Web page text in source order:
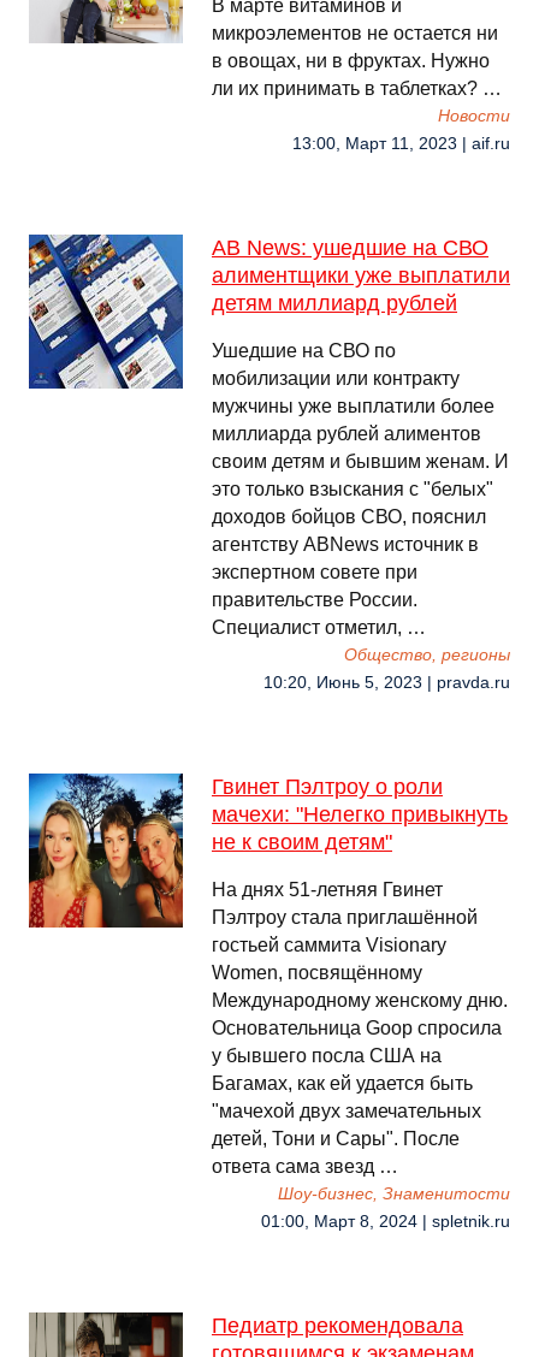
В марте витаминов и
микроэлементов не остается ни
в овощах, ни в фруктах. Нужно
ли их принимать в таблетках? …
Новости
13:00, Март 11, 2023 | aif.ru
AB News: ушедшие на СВО
алиментщики уже выплатили
детям миллиард рублей
Ушедшие на СВО по
мобилизации или контракту
мужчины уже выплатили более
миллиарда рублей алиментов
своим детям и бывшим женам. И
это только взыскания с "белых"
доходов бойцов СВО, пояснил
агентству ABNews источник в
экспертном совете при
правительстве России.
Специалист отметил, …
Общество, регионы
10:20, Июнь 5, 2023 | pravda.ru
Гвинет Пэлтроу о роли
мачехи: "Нелегко привыкнуть
не к своим детям"
На днях 51-летняя Гвинет
Пэлтроу стала приглашённой
гостьей саммита Visionary
Women, посвящённому
Международному женскому дню.
Основательница Goop спросила
у бывшего посла США на
Багамах, как ей удается быть
"мачехой двух замечательных
детей, Тони и Сары". После
ответа сама звезд …
Шоу-бизнес, Знаменитости
01:00, Март 8, 2024 | spletnik.ru
Педиатр рекомендовала